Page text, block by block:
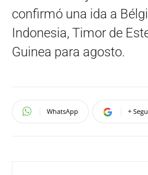
confirmó una ida a
Indonesia, Timor de
Guinea para agosto.
WhatsApp +